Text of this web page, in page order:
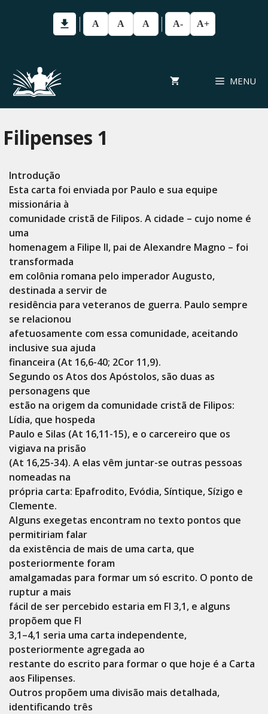
A A A A- A+
MENU
Filipenses 1
Introdução
Esta carta foi enviada por Paulo e sua equipe
missionária à
comunidade cristã de Filipos. A cidade – cujo nome é
uma
homenagem a Filipe II, pai de Alexandre Magno – foi
transformada
em colônia romana pelo imperador Augusto,
destinada a servir de
residência para veteranos de guerra. Paulo sempre
se relacionou
afetuosamente com essa comunidade, aceitando
inclusive sua ajuda
financeira (At 16,6-40; 2Cor 11,9).
Segundo os Atos dos Apóstolos, são duas as
personagens que
estão na origem da comunidade cristã de Filipos:
Lídia, que hospeda
Paulo e Silas (At 16,11-15), e o carcereiro que os
vigiava na prisão
(At 16,25-34). A elas vêm juntar-se outras pessoas
nomeadas na
própria carta: Epafrodito, Evódia, Síntique, Sízigo e
Clemente.
Alguns exegetas encontram no texto pontos que
permitiriam falar
da existência de mais de uma carta, que
posteriormente foram
amalgamadas para formar um só escrito. O ponto de
ruptur a mais
fácil de ser percebido estaria em Fl 3,1, e alguns
propõem que Fl
3,1–4,1 seria uma carta independente,
posteriormente agregada ao
restante do escrito para formar o que hoje é a Carta
aos Filipenses.
Outros propõem uma divisão mais detalhada,
identificando três